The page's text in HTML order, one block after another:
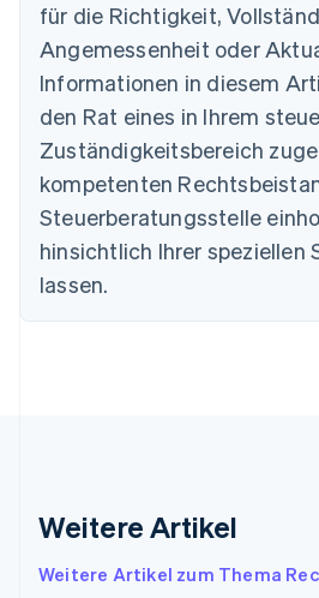
für die Richtigkeit,
Angemessenheit oder
Informationen in diesem
den Rat eines in Ihrem
Zuständigkeitsbereich
kompetenten
Steuerberatungsstelle
hinsichtlich Ihrer speziellen
lassen.
Weitere Artikel
Weitere Artikel zum Thema
Dänemark
English
Deutschland
Deutsch English
Estland
English
Festlandchina
简体中文 English
Finnland
EnglishSvenska
Frankreich
Français
Italien
Italiano English
Japan
日本語 English